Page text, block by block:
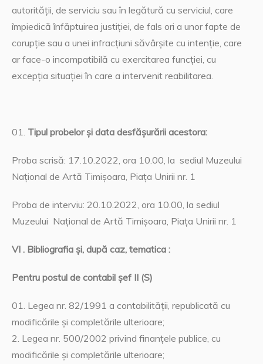
autorităţii, de serviciu sau în legătură cu serviciul, care
împiedică înfăptuirea justiţiei, de fals ori a unor fapte de
corupţie sau a unei infracţiuni săvârşite cu intenţie, care
ar face-o incompatibilă cu exercitarea funcţiei, cu
excepţia situaţiei în care a intervenit reabilitarea.
Tipul probelor și data desfășurării acestora:
Proba scrisă: 17.10.2022, ora 10.00, la sediul Muzeului
Național de Artă Timişoara, Piaţa Unirii nr. 1
Proba de interviu: 20.10.2022, ora 10.00, la sediul
Muzeului Național de Artă Timişoara, Piaţa Unirii nr. 1
VI . Bibliografia şi, după caz, tematica :
Pentru postul de contabil șef II (S)
Legea nr. 82/1991 a contabilităţii, republicată cu
modificările şi completările ulterioare;
2. Legea nr. 500/2002 privind finanţele publice, cu
modificările şi completările ulterioare;